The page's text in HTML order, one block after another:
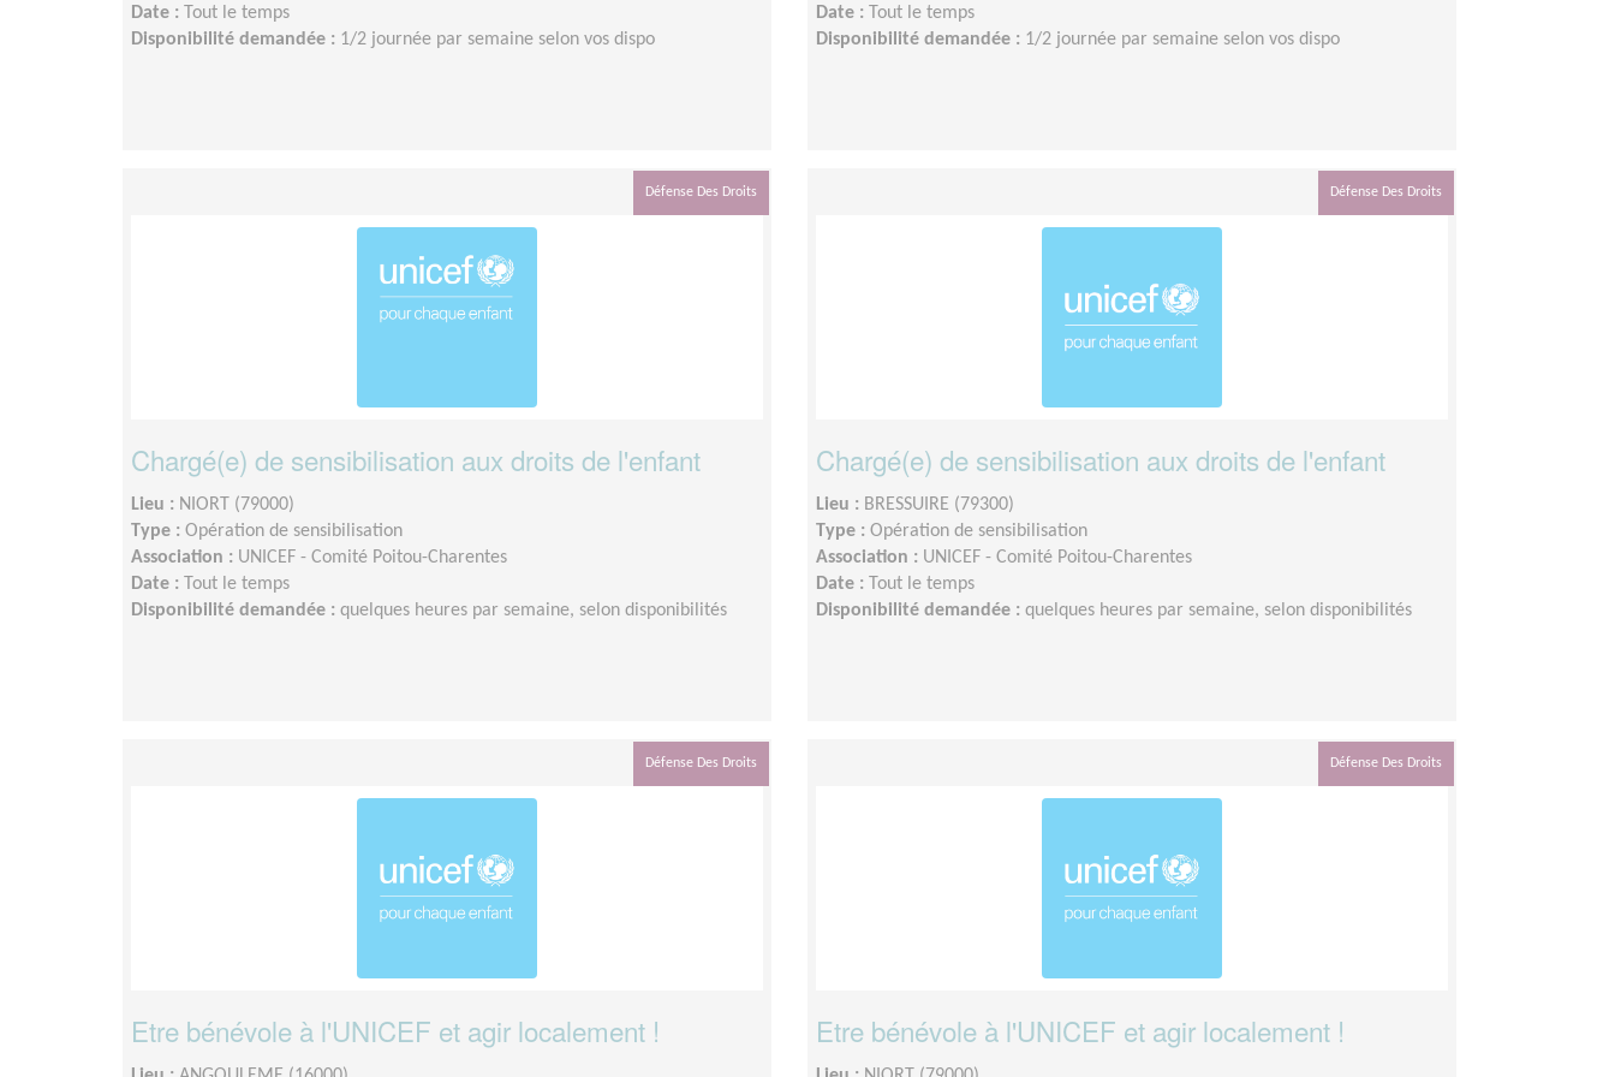
Date :
Tout le temps
Disponibilité demandée : 1/2 journée par semaine selon vos dispo
Date :
Tout le temps
Disponibilité demandée : 1/2 journée par semaine selon vos dispo
Défense Des Droits
Chargé(e) de sensibilisation aux droits de l'enfant
Lieu : NIORT (79000)
Type : Opération de sensibilisation
Association : UNICEF - Comité Poitou-Charentes
Date :
Tout le temps
Disponibilité demandée : quelques heures par semaine, selon disponibilités
Défense Des Droits
Chargé(e) de sensibilisation aux droits de l'enfant
Lieu : BRESSUIRE (79300)
Type : Opération de sensibilisation
Association : UNICEF - Comité Poitou-Charentes
Date :
Tout le temps
Disponibilité demandée : quelques heures par semaine, selon disponibilités
Défense Des Droits
Etre bénévole à l'UNICEF et agir localement !
Défense Des Droits
Etre bénévole à l'UNICEF et agir localement !